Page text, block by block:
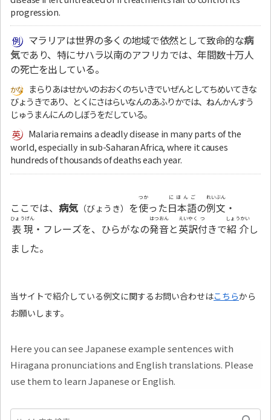
progression.
マラリアは世界の多くの地域で依然として致命的な病
気であり、特にサハラ以南のアフリカでは、年間数十万人
の死亡を出している。
まらりあはせかいのおおくのちいきでいぜんとしてちめいてきな
びょうきであり、とくにさはらいなんのあふりかでは、ねんかんすう
じゅうまんにんのしぼうをだしている。
Malaria remains a deadly disease in many parts of the
world, especially in sub-Saharan Africa, where it causes
hundreds of thousands of deaths each year.
ここでは、 病気 （びょうき） を使
つか
った日本語
にほんご
の例文
れいぶん
・
表現
ひょうげん
・フレーズを、ひらがなの発音
はつおん
と英訳
えいやく
付
つ
きで紹介
しょうかい
し
ました。
当サイトで紹介している例文に関するお問い合わせはこちらから
お願いします。
Here you can see Japanese example sentences with
Hiragana pronunciations and English translations. Please
use them to learn Japanese or English.